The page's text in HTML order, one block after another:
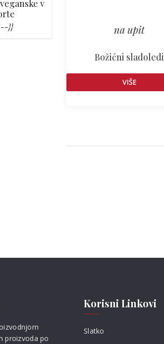
v
--}} na upit
Božićni sladoledi
VIŠE
proizvoda po
Korisni Linkovi
Slatko